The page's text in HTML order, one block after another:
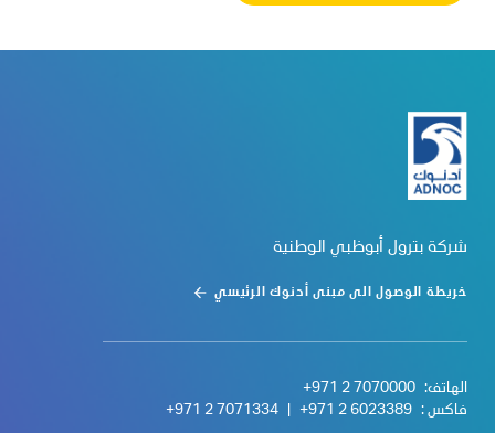
شركة بترول أبوظبي الوطنية
خريطة الوصول الى مبنى أدنوك الرئيسي
الهاتف: +971 2 7070000
فاكس : +971 2 6023389
+971 2 7071334